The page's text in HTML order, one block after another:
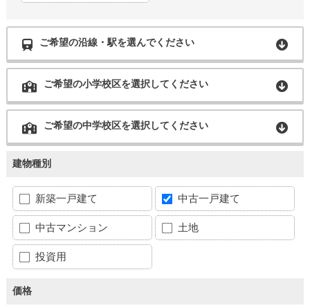
ご希望の沿線・駅を選んでください
ご希望の小学校区を選択してください
ご希望の中学校区を選択してください
建物種別
新築一戸建て 中古一戸建て
中古マンション 土地
投資用
価格